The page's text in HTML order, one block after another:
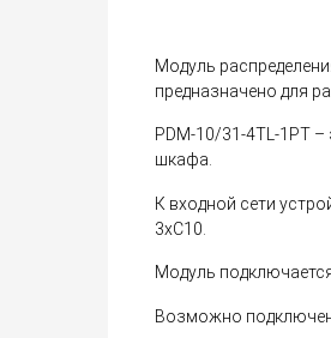
Модуль
предназначено для
PDM-10/31-4TL-1PT
шкафа.
К входной сети
3хС10.
Модуль
Возможно